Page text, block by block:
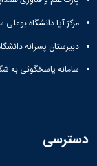
پژوهشی
سال
1398
نشریات
فناوری
مرکز آپا دانشگاه بوعلی
دبیرستان پسرانه
سامانه پاسخگوئی به
دسترسی